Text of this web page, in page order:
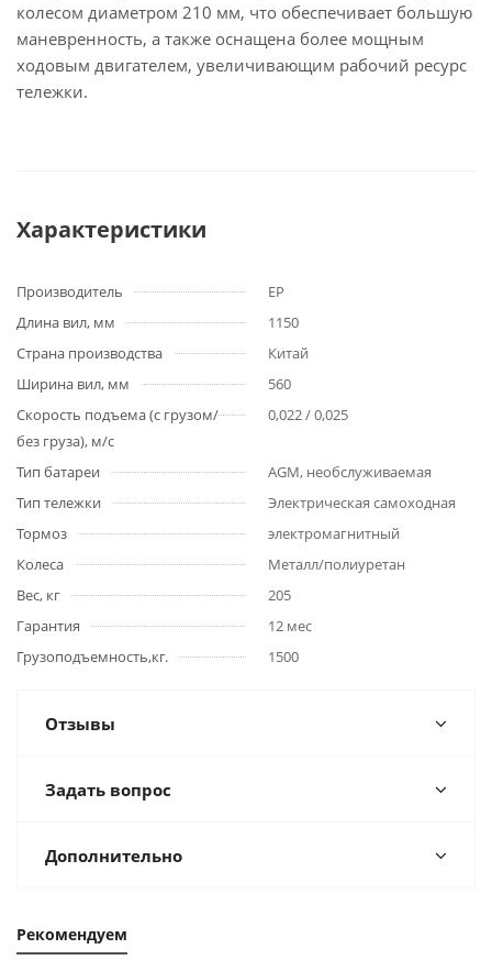
колесом диаметром 210 мм, что обеспечивает большую
маневренность, а также оснащена более мощным
ходовым двигателем, увеличивающим рабочий ресурс
тележки.
Характеристики
Производитель
EP
Длина вил, мм
1150
Страна производства
Китай
Ширина вил, мм
560
Скорость подъема (с грузом/
без груза), м/с
0,022 / 0,025
Тип батареи
AGM, необслуживаемая
Тип тележки
Электрическая самоходная
Тормоз
электромагнитный
Колеса
Металл/полиуретан
Вес, кг
205
Гарантия
12 мес
Грузоподъемность,кг.
1500
Отзывы
Задать вопрос
Дополнительно
Рекомендуем